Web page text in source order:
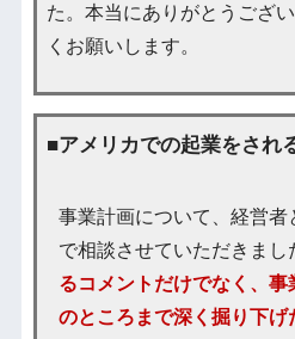
た。本当にありがとうござ
くお願いします。
■アメリカでの起業をされ
事業計画について、経営者
で相談させていただきまし
るコメントだけでなく、
のところまで深く掘り下げ